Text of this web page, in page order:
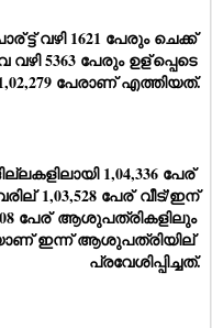
ട്ട് വഴി 1621 പേരും ചെക്ക്
വഴി 5363 പേരും ഉള്പ്പെടെ
പേരാണ് എത്തിയത്.
1,04,336 പേര്
1,03,528 പേര് വീട്/ഇന്
പേര് ആശുപത്രികളിലും
ഇന്ന് ആശുപത്രിയില്
പ്രവേശിപ്പിച്ചത്.